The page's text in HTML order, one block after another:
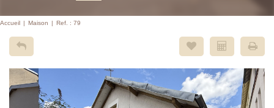
Accueil Maison Ref. : 79